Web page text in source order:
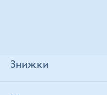
Знижки